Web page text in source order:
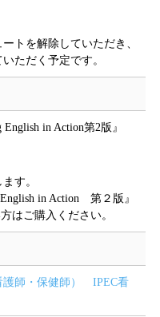
トを解除していただき、
ただく予定です。
in Action第2版』
す。
in Action 第２版』
はご購入ください。
護師・保健師） IPEC看